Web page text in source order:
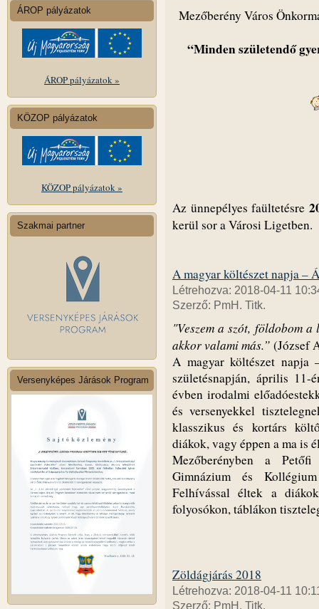
ÁROP pályázatok
ÁROP pályázatok »
KÖZOP pályázatok
KÖZOP pályázatok »
Szakmai partner
Versenyképes Járások Program
Mezőberény Város
“Minden születendő
Az ünnepélyes faültetésre
kerül sor a Városi Ligetben.
A magyar költészet napja –
Létrehozva: 2018-04-11
Szerző: PmH. Titk.
"Veszem a szót, földobom
akkor valami más.” (József
A magyar költészet napja
születésnapján, április
évben irodalmi
és versenyekkel
klasszikus és kortárs
diákok, vagy éppen a ma is
Mezőberényben a
Gimnázium és
Felhívással éltek a
folyosókon, táblákon
Zöldágjárás 2018
Létrehozva: 2018-04-11
Szerző: PmH. Titk.